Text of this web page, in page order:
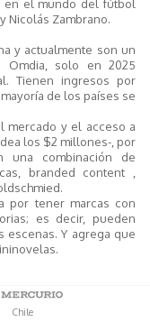
Nicolás Zambrano.
y actualmente son un
Omdia, solo en 2025
Tienen ingresos por
de los países se
mercado y el acceso a
los $2 millones-, por
una combinación de
branded content ,
por tener marcas con
es decir, pueden
Y agrega que
Chile